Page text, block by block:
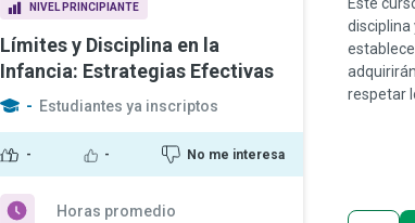
NIVEL PRINCIPIANTE
Límites y Disciplina en la
Infancia: Estrategias Efectivas
- Estudiantes ya inscriptos
- - No me interesa
Horas promedio
disciplina
respetar